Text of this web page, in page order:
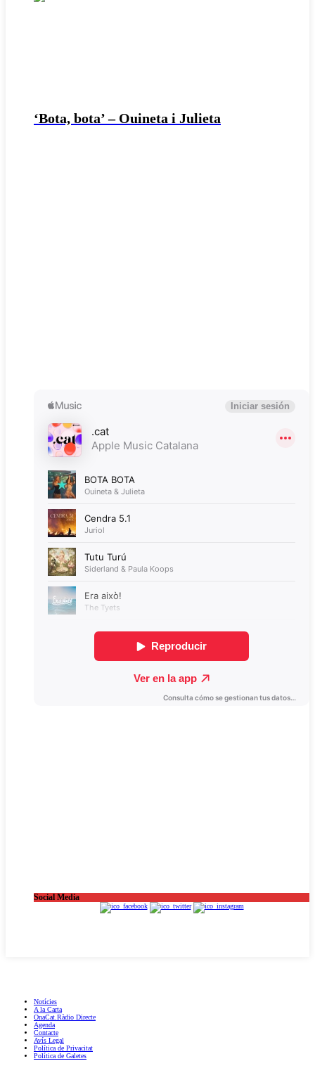
‘Bota, bota’ – Ouineta i Julieta
Social Media
Notícies
A la Carta
OnaCat.Ràdio Directe
Agenda
Contacte
Avís Legal
Política de Privacitat
Política de Galetes